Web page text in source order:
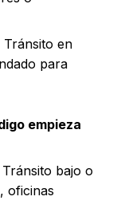
Tránsito en
para
empieza
bajo o
oficinas